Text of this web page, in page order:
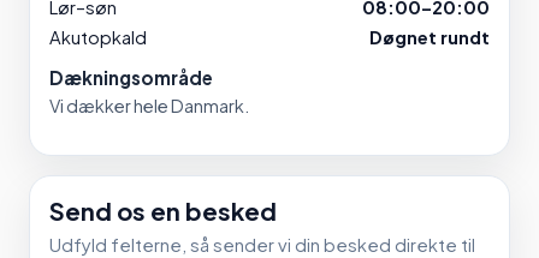
Lør–søn
08:00–20:00
Akutopkald
Døgnet rundt
Dækningsområde
Vi dækker hele Danmark.
Send os en besked
Udfyld felterne, så sender vi din besked direkte til